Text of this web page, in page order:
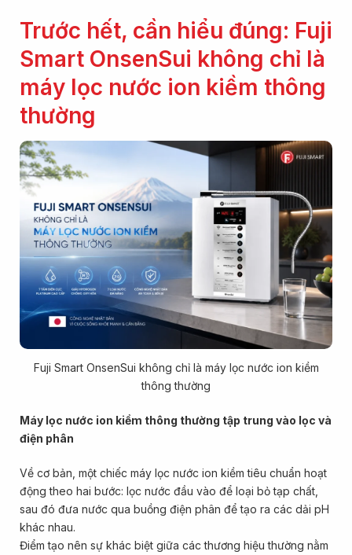
Trước hết, cần hiểu đúng: Fuji
Smart OnsenSui không chỉ là
máy lọc nước ion kiềm thông
thường
Fuji Smart OnsenSui không chỉ là máy lọc nước ion kiềm
thông thường
Máy lọc nước ion kiềm thông thường tập trung vào lọc và
điện phân
Về cơ bản, một chiếc máy lọc nước ion kiềm tiêu chuẩn hoạt
động theo hai bước: lọc nước đầu vào để loại bỏ tạp chất,
sau đó đưa nước qua buồng điện phân để tạo ra các dải pH
khác nhau.
Điểm tạo nên sự khác biệt giữa các thương hiệu thường nằm